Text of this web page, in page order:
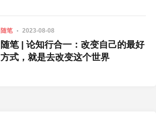
随笔 2023-08-08
随笔 | 论知行合一：改变自己的最好
方式，就是去改变这个世界